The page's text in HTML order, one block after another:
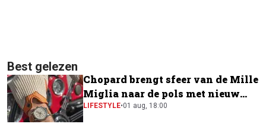
Best gelezen
Chopard brengt sfeer van de Mille
Miglia naar de pols met nieuw
horloge
LIFESTYLE•01 aug, 18:00